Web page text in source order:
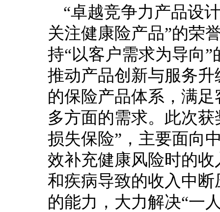
“卓越竞争力产品设
关注健康险产品”的荣
持“以客户需求为导向
推动产品创新与服务
的保险产品体系，满
多方面的需求。此次
损失保险”，主要面向
效补充健康风险时的
和疾病导致的收入中
的能力，大力解决“一